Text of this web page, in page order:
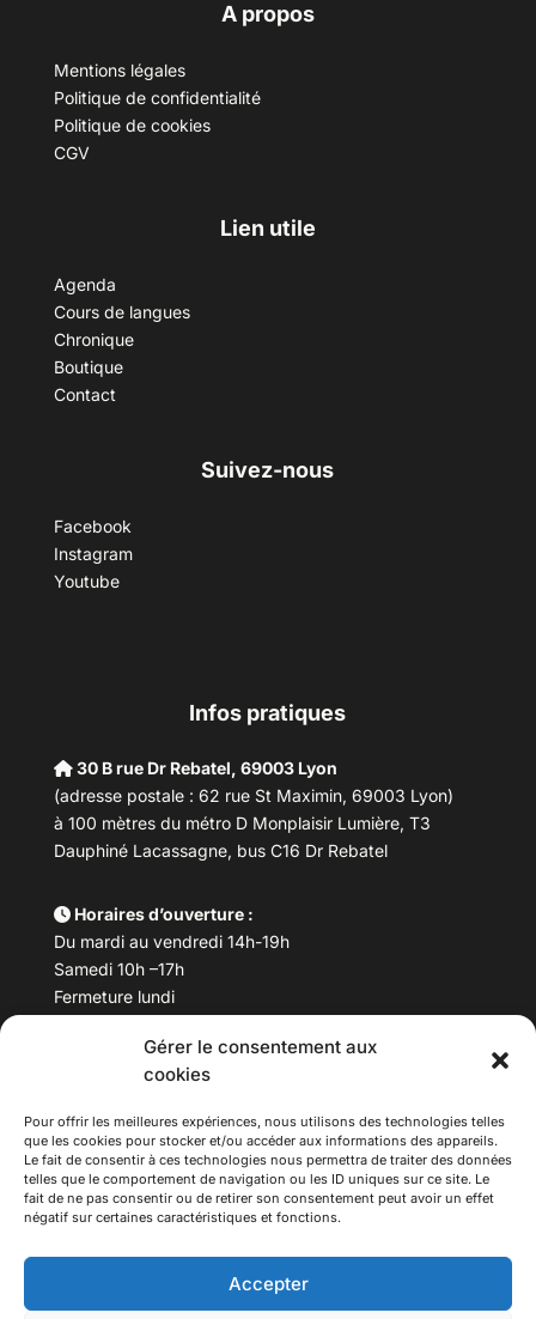
Gérer le consentement aux
cookies
Pour offrir les meilleures expériences, nous utilisons des technologies telles
que les cookies pour stocker et/ou accéder aux informations des appareils.
Le fait de consentir à ces technologies nous permettra de traiter des données
telles que le comportement de navigation ou les ID uniques sur ce site. Le
fait de ne pas consentir ou de retirer son consentement peut avoir un effet
négatif sur certaines caractéristiques et fonctions.
Accepter
A propos
Mentions légales
Politique de confidentialité
Politique de cookies
CGV
Lien utile
Agenda
Cours de langues
Chronique
Boutique
Contact
Suivez-nous
Facebook
Instagram
Youtube
Infos pratiques
30 B rue Dr Rebatel, 69003 Lyon
(adresse postale : 62 rue St Maximin, 69003 Lyon)
à 100 mètres du métro D Monplaisir Lumière, T3
Dauphiné Lacassagne, bus C16 Dr Rebatel
Horaires d’ouverture :
Du mardi au vendredi 14h-19h
Samedi 10h –17h
Fermeture lundi
Téléphone : 04 78 53 06 40
maisondesculturesasiatiques@asiexpo.com